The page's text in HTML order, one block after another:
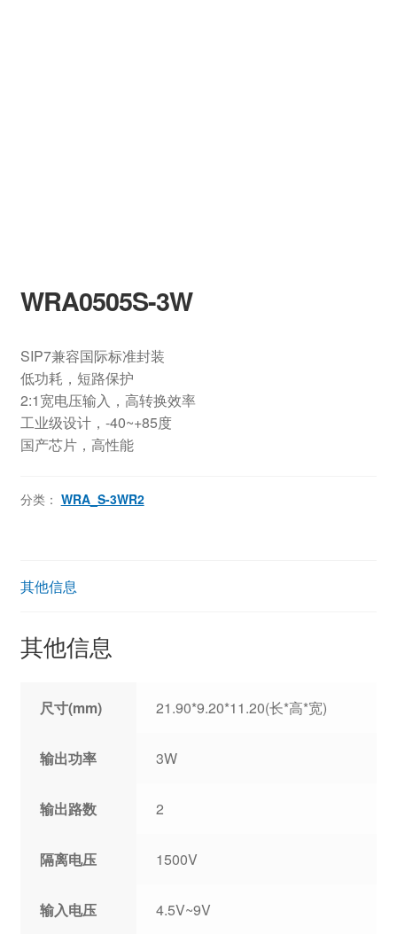
WRA0505S-3W
SIP7兼容国际标准封装
低功耗，短路保护
2:1宽电压输入，高转换效率
工业级设计，-40~+85度
国产芯片，高性能
分类： WRA_S-3WR2
其他信息
其他信息
尺寸(mm) 21.90*9.20*11.20(长*高*宽)
输出功率 3W
输出路数 2
隔离电压 1500V
输入电压 4.5V~9V